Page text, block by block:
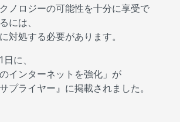
ノロジーの可能性を十分に享受で
には、
対処する必要があります。
に、
インターネットを強化」が
プライヤー』に掲載されました。